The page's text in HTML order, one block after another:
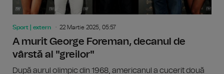
Sport | extern 22 Martie 2025, 05:57
A murit George Foreman, decanul de
vârstă al "greilor"
După aurul olimpic din 1968, americanul a cucerit două